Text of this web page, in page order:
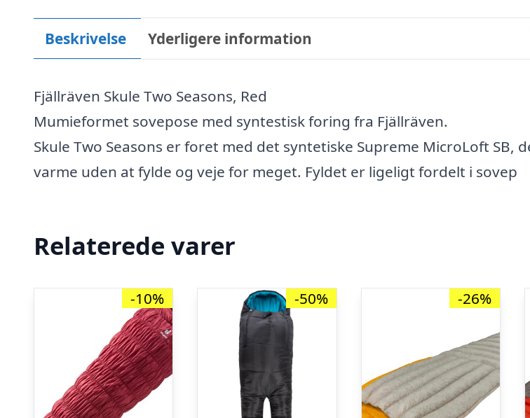
Beskrivelse Yderligere information
Fjällräven Skule Two Seasons, Red
Mumieformet sovepose med syntestisk foring fra Fjällräven.
Skule Two Seasons er foret med det syntetiske Supreme MicroLoft SB,
varme uden at fylde og veje for meget. Fyldet er ligeligt fordelt i sovep
Relaterede varer
-10% -50% -26%